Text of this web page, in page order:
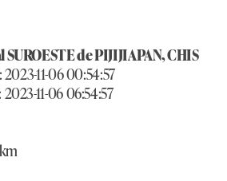
SUROESTE de PIJIJIAPAN, CHIS
11-06 00:54:57
11-06 06:54:57